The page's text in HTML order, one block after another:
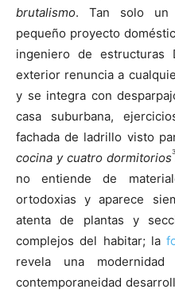
brutalismo. Tan solo un
pequeño proyecto
ingeniero de estructuras
exterior renuncia a
y se integra con
casa suburbana,
fachada de ladrillo visto
cocina y cuatro dormitorios3
no entiende de
ortodoxias y aparece
atenta de plantas y
complejos del habitar; la
revela una
contemporaneidad